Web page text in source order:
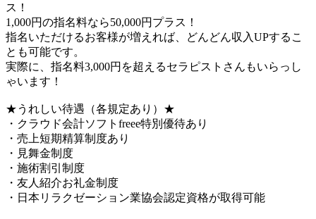
ス！
1,000円の指名料なら50,000円プラス！
指名いただけるお客様が増えれば、どんどん収入UPするこ
とも可能です。
実際に、指名料3,000円を超えるセラピストさんもいらっし
ゃいます！
★うれしい待遇（各規定あり）★
・クラウド会計ソフトfreee特別優待あり
・売上短期精算制度あり
・見舞金制度
・施術割引制度
・友人紹介お礼金制度
・日本リラクゼーション業協会認定資格が取得可能